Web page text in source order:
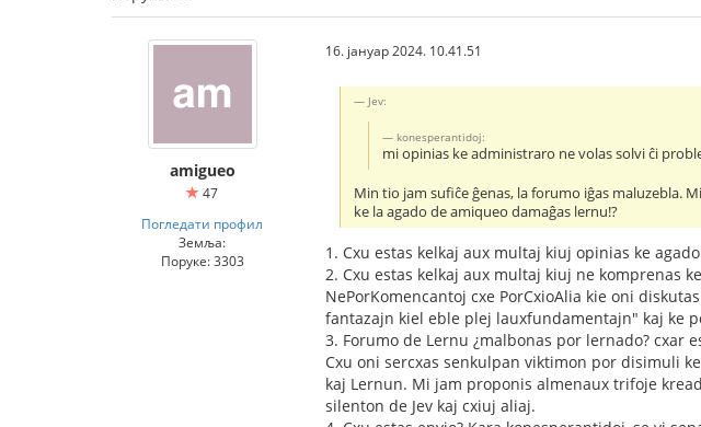
amigueo
47
Погледати профил
Земља:
Поруке: 3303
16. јануар 2024. 10.41.51
Jev:
konesperantidoj:
mi opinias ke administraro ne volas solvi ĉi
Min tio jam sufiĉe ĝenas, la forumo iĝas maluzebla.
ke la agado de amiqueo damaĝas lernu!?
1. Cxu estas kelkaj aux multaj kiuj opinias ke
2. Cxu estas kelkaj aux multaj kiuj ne komprenas
NePorKomencantoj cxe PorCxioAlia kie oni
fantazajn kiel eble plej lauxfundamentajn" kaj ke
3. Forumo de Lernu ¿malbonas por lernado? cxar
Cxu oni sercxas senkulpan viktimon por disimuli
kaj Lernun. Mi jam proponis almenaux trifoje
silenton de Jev kaj cxiuj aliaj.